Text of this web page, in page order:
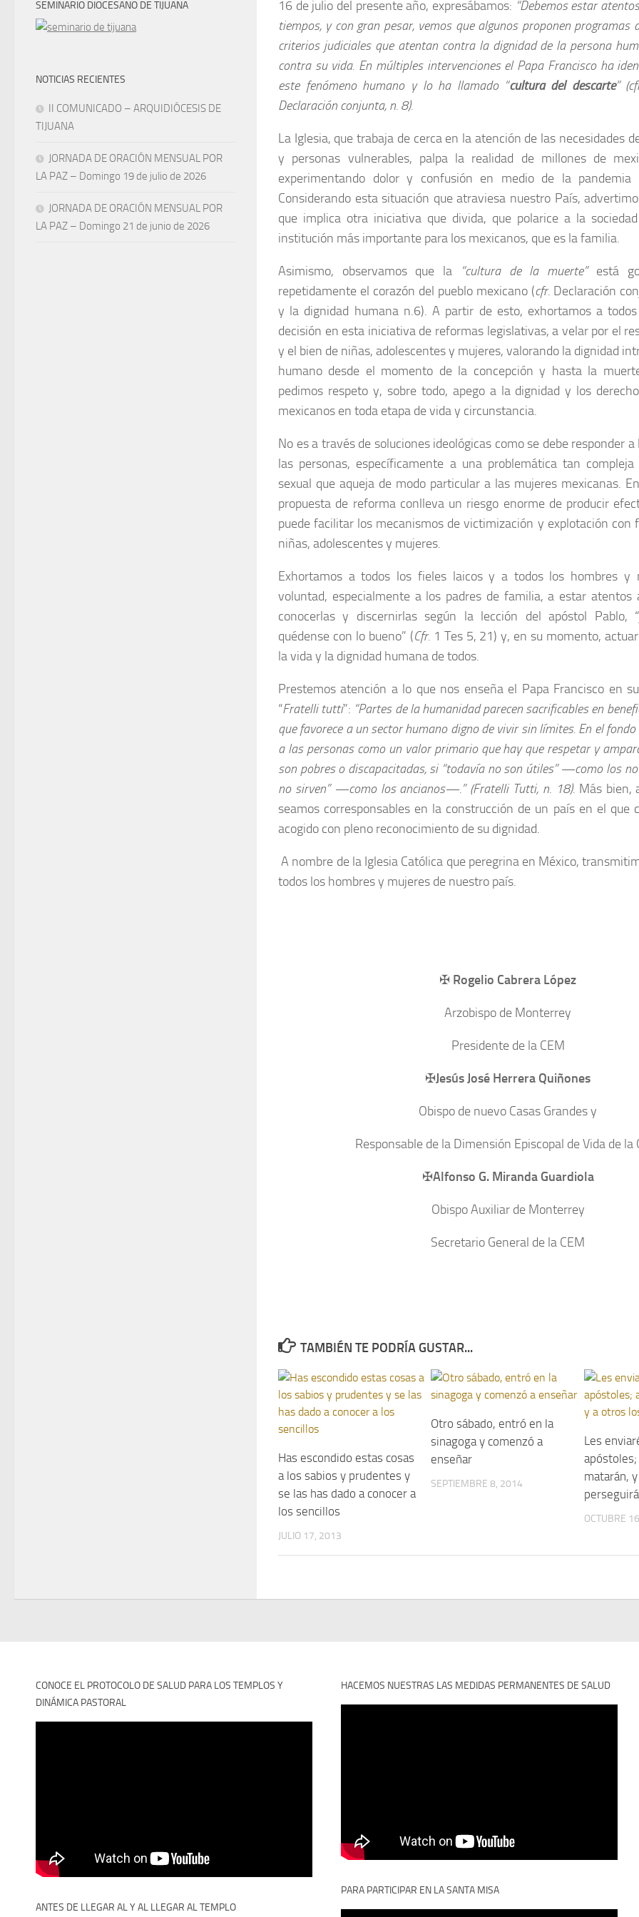
16 de julio del presente año, expresábamos: “Debemos estar
tiempos, y con gran pesar, vemos que algunos proponen programas
criterios judiciales que atentan contra la dignidad de la persona
contra su vida. En múltiples intervenciones el Papa Francisco ha
este fenómeno humano y lo ha llamado “cultura del descarte”
Declaración conjunta, n. 8).
La Iglesia, que trabaja de cerca en la atención de las necesidades
y personas vulnerables, palpa la realidad de millones de
experimentando dolor y confusión en medio de la pandemia
Considerando esta situación que atraviesa nuestro País,
que implica otra iniciativa que divida, que polarice a la
institución más importante para los mexicanos, que es la familia.
Asimismo, observamos que la “cultura de la muerte”está
repetidamente el corazón del pueblo mexicano (cfr. Declaración
y la dignidad humana n.6). A partir de esto, exhortamos a
decisión en esta iniciativa de reformas legislativas, a velar por el
y el bien de niñas, adolescentes y mujeres, valorando la dignidad
humano desde el momento de la concepción y hasta la
pedimos respeto y, sobre todo, apego a la dignidad y los
mexicanos en toda etapa de vida y circunstancia.
No es a través de soluciones ideológicas como se debe responder a
las personas, específicamente a una problemática tan
sexual que aqueja de modo particular a las mujeres mexicanas.
propuesta de reforma conlleva un riesgo enorme de producir
puede facilitar los mecanismos de victimización y explotación con
niñas, adolescentes y mujeres.
Exhortamos a todos los fieles laicos y a todos los hombres y
voluntad, especialmente a los padres de familia, a estar atentos
conocerlas y discernirlas según la lección del apóstol Pablo,
quédense con lo bueno” (Cfr.1 Tes 5, 21) y, en su momento,
la vida y la dignidad humana de todos.
Prestemos atención a lo que nos enseña el Papa Francisco en
“Fratelli tutti”: “Partes de la humanidad parecen sacrificables en
que favorece a un sector humano digno de vivir sin límites. En el fondo
a las personas como un valor primario que hay que respetar y
son pobres o discapacitadas, si “todavía no son útiles” —como los
no sirven” —como los ancianos—.” (Fratelli Tutti, n. 18).Más bien,
seamos corresponsables en la construcción de un país en el que
acogido con pleno reconocimiento de su dignidad.
A nombre de la Iglesia Católica que peregrina en México,
todos los hombres y mujeres de nuestro país.
✠ Rogelio Cabrera López
Arzobispo de Monterrey
Presidente de la CEM
✠Jesús José Herrera Quiñones
Obispo de nuevo Casas Grandes y
Responsable de la Dimensión Episcopal de Vida de la
✠Alfonso G. Miranda Guardiola
Obispo Auxiliar de Monterrey
Secretario General de la CEM
TAMBIÉN TE PODRÍA GUSTAR...
Has escondido estas cosas
a los sabios y prudentes y
se las has dado a conocer a
los sencillos
JULIO 17, 2013
Otro sábado, entró en la
sinagoga y comenzó a
enseñar
SEPTIEMBRE 8, 2014
Les
matarán,
OCTUBRE
SEMINARIO DIOCESANO DE TIJUANA
NOTICIAS RECIENTES
II COMUNICADO – ARQUIDIÓCESIS DE
TIJUANA
JORNADA DE ORACIÓN MENSUAL POR
LA PAZ – Domingo 19 de julio de 2026
JORNADA DE ORACIÓN MENSUAL POR
LA PAZ – Domingo 21 de junio de 2026
CONOCE EL PROTOCOLO DE SALUD PARA LOS TEMPLOS Y
DINÁMICA PASTORAL
ANTES DE LLEGAR AL Y AL LLEGAR AL TEMPLO
HACEMOS NUESTRAS LAS MEDIDAS PERMANENTES DE SALUD
PARA PARTICIPAR EN LA SANTA MISA